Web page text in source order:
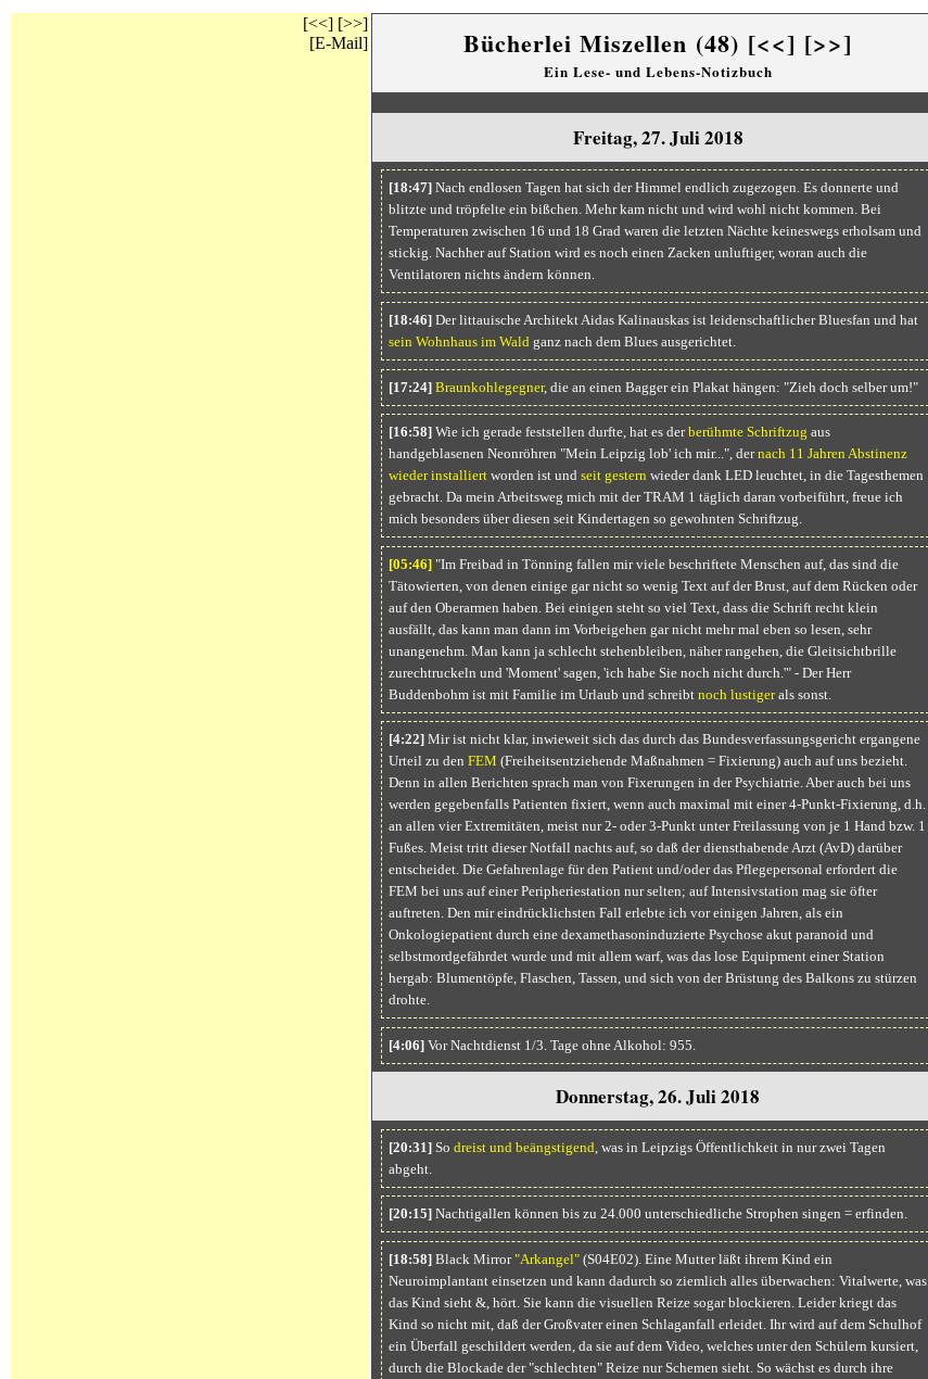
[<<] [>>]
[E-Mail]
Bücherlei Miszellen (48) [<<] [>>]
Ein Lese- und Lebens-Notizbuch
Freitag, 27. Juli 2018
[18:47]Nach endlosen Tagen hat sich der Himmel endlich zugezogen. Es donnerte und
blitzte und tröpfelte ein bißchen. Mehr kam nicht und wird wohl nicht kommen. Bei
Temperaturen zwischen 16 und 18 Grad waren die letzten Nächte keineswegs erholsam und
stickig. Nachher auf Station wird es noch einen Zacken unluftiger, woran auch die
Ventilatoren nichts ändern können.
[18:46]Der littauische Architekt Aidas Kalinauskas ist leidenschaftlicher Bluesfan und hat
sein Wohnhaus im Wald ganz nach dem Blues ausgerichtet.
[17:24] Braunkohlegegner, die an einen Bagger ein Plakat hängen: "Zieh doch selber um!"
[16:58]Wie ich gerade feststellen durfte, hat es derberühmte Schriftzug aus
handgeblasenen Neonröhren "Mein Leipzig lob' ich mir...", dernach 11 Jahren Abstinenz
wieder installiertworden ist und seit gestern wieder dank LED leuchtet, in die Tagesthemen
gebracht. Da mein Arbeitsweg mich mit der TRAM 1 täglich daran vorbeiführt, freue ich
mich besonders über diesen seit Kindertagen so gewohnten Schriftzug.
[05:46]"Im Freibad in Tönning fallen mir viele beschriftete Menschen auf, das sind die
Tätowierten, von denen einige gar nicht so wenig Text auf der Brust, auf dem Rücken oder
auf den Oberarmen haben. Bei einigen steht so viel Text, dass die Schrift recht klein
ausfällt, das kann man dann im Vorbeigehen gar nicht mehr mal eben so lesen, sehr
unangenehm. Man kann ja schlecht stehenbleiben, näher rangehen, die Gleitsichtbrille
zurechtruckeln und 'Moment' sagen, 'ich habe Sie noch nicht durch.'" - Der Herr
Buddenbohm ist mit Familie im Urlaub und schreibt noch lustigerals sonst.
[4:22]Mir ist nicht klar, inwieweit sich das durch das Bundesverfassungsgericht ergangene
Urteil zu den FEM (Freiheitsentziehende Maßnahmen = Fixierung) auch auf uns bezieht.
Denn in allen Berichten sprach man von Fixerungen in der Psychiatrie. Aber auch bei uns
werden gegebenfalls Patienten fixiert, wenn auch maximal mit einer 4-Punkt-Fixierung, d.h.
an allen vier Extremitäten, meist nur 2- oder 3-Punkt unter Freilassung von je 1 Hand bzw. 1
Fußes. Meist tritt dieser Notfall nachts auf, so daß der diensthabende Arzt (AvD) darüber
entscheidet. Die Gefahrenlage für den Patient und/oder das Pflegepersonal erfordert die
FEM bei uns auf einer Peripheriestation nur selten; auf Intensivstation mag sie öfter
auftreten. Den mir eindrücklichsten Fall erlebte ich vor einigen Jahren, als ein
Onkologiepatient durch eine dexamethasoninduzierte Psychose akut paranoid und
selbstmordgefährdet wurde und mit allem warf, was das lose Equipment einer Station
hergab: Blumentöpfe, Flaschen, Tassen, und sich von der Brüstung des Balkons zu stürzen
drohte.
[4:06]Vor Nachtdienst 1/3. Tage ohne Alkohol: 955.
Donnerstag, 26. Juli 2018
[20:31]So dreist und beängstigend , was in Leipzigs Öffentlichkeit in nur zwei Tagen
abgeht.
[20:15]Nachtigallen können bis zu 24.000 unterschiedliche Strophen singen = erfinden.
[18:58]Black Mirror "Arkangel"(S04E02). Eine Mutter läßt ihrem Kind ein
Neuroimplantant einsetzen und kann dadurch so ziemlich alles überwachen: Vitalwerte, was
das Kind sieht &, hört. Sie kann die visuellen Reize sogar blockieren. Leider kriegt das
Kind so nicht mit, daß der Großvater einen Schlaganfall erleidet. Ihr wird auf dem Schulhof
ein Überfall geschildert werden, da sie auf dem Video, welches unter den Schülern kursiert,
durch die Blockade der "schlechten" Reize nur Schemen sieht. So wächst es durch ihre